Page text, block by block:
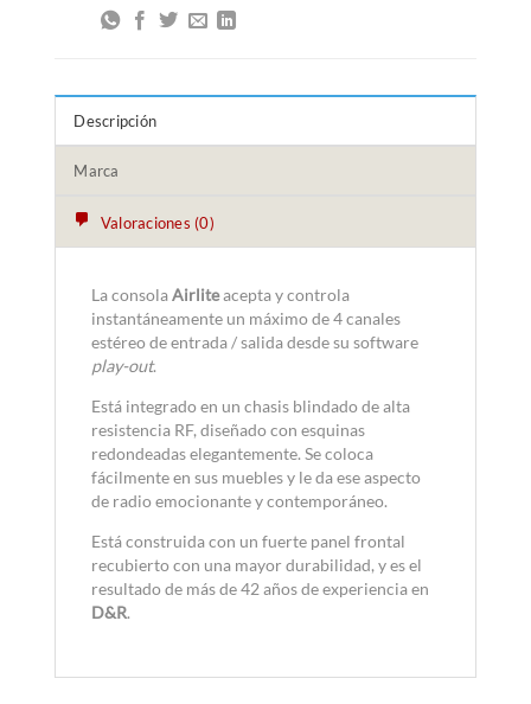
Descripción
Marca
Valoraciones (0)
La consolaAirliteacepta y controla
instantáneamente un máximo de 4 canales
estéreo de entrada / salida desde su software
play-out.
Está integrado en un chasis blindado de alta
resistencia RF, diseñado con esquinas
redondeadas elegantemente. Se coloca
fácilmente en sus muebles y le da ese aspecto
de radio emocionante y contemporáneo.
Está construida con un fuerte panel frontal
recubierto con una mayor durabilidad, y es el
resultado de más de 42 años de experiencia en
D&R.